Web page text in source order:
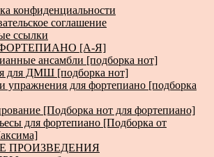
конфиденциальности
соглашение
ссылки
[А-Я]
ансамбли [подборка нот]
для ДМШ [подборка нот]
упражнения для фортепиано [подборка
[Подборка нот для фортепиано]
для фортепиано [Подборка от
ПРОИЗВЕДЕНИЯ